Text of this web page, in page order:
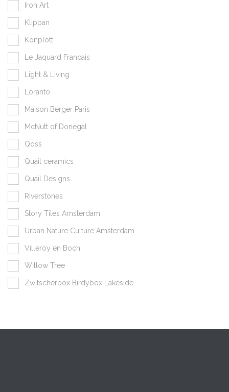
Iron Art
Klippan
Konplott
Le Jaquard Francais
Light & Living
Loranto
Maison Berger Paris
McNutt of Donegal
Qoss
Quail ceramics
Quail Designs
Riverstones
Story Tiles Amsterdam
Urban Nature Culture Amsterdam
Villeroy en Boch
Willow Tree
Zwitscherbox Birdybox Lakeside